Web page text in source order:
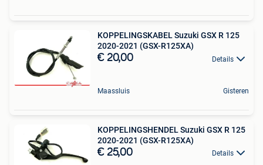
KOPPELINGSKABEL Suzuki GSX R 125
2020-2021 (GSX-R125XA)
€ 20,00 Details
Maassluis Gisteren
KOPPELINGSHENDEL Suzuki GSX R 125
2020-2021 (GSX-R125XA)
€ 25,00 Details